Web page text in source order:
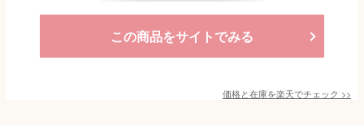
この商品をサイトでみる
価格と在庫を楽天でチェック >>